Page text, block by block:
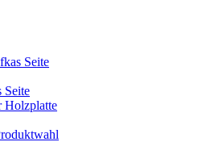
Seite